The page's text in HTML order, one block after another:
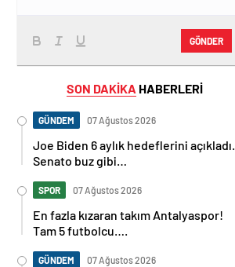
GÖNDER
SON DAKİKA HABERLERİ
GÜNDEM 07 Ağustos 2026
Joe Biden 6 aylık hedeflerini açıkladı.
Senato buz gibi…
SPOR 07 Ağustos 2026
En fazla kızaran takım Antalyaspor!
Tam 5 futbolcu….
GÜNDEM 07 Ağustos 2026